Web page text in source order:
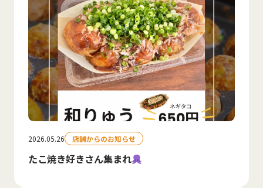
2026.05.26 店舗からのお知らせ
たこ焼き好きさん集まれ